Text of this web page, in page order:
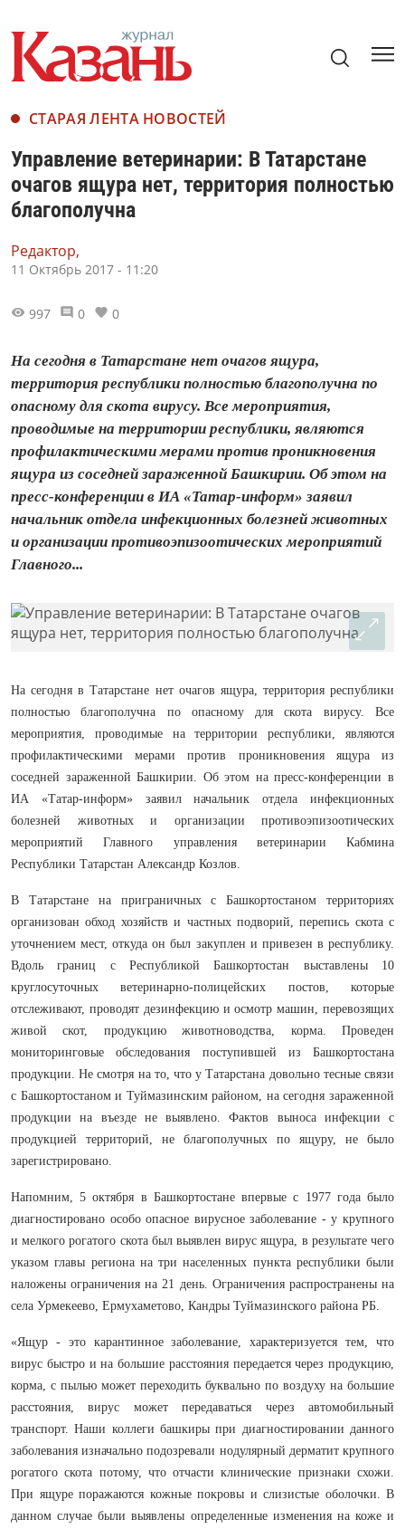
СТАРАЯ ЛЕНТА НОВОСТЕЙ
Управление ветеринарии: В Татарстане
очагов ящура нет, территория полностью
благополучна
Редактор,
11 Октябрь 2017 - 11:20
997 0 0
На сегодня в Татарстане нет очагов ящура,
территория республики полностью благополучна по
опасному для скота вирусу. Все мероприятия,
проводимые на территории республики, являются
профилактическими мерами против проникновения
ящура из соседней зараженной Башкирии. Об этом на
пресс-конференции в ИА «Татар-информ» заявил
начальник отдела инфекционных болезней животных
и организации противоэпизоотических мероприятий
Главного...
На сегодня в Татарстане нет очагов ящура, территория республики
полностью благополучна по опасному для скота вирусу. Все
мероприятия, проводимые на территории республики, являются
профилактическими мерами против проникновения ящура из
соседней зараженной Башкирии. Об этом на пресс-конференции в
ИА «Татар-информ» заявил начальник отдела инфекционных
болезней животных и организации противоэпизоотических
мероприятий Главного управления ветеринарии Кабмина
Республики Татарстан Александр Козлов.
В Татарстане на приграничных с Башкортостаном территориях
организован обход хозяйств и частных подворий, перепись скота с
уточнением мест, откуда он был закуплен и привезен в республику.
Вдоль границ с Республикой Башкортостан выставлены 10
круглосуточных ветеринарно-полицейских постов, которые
отслеживают, проводят дезинфекцию и осмотр машин, перевозящих
живой скот, продукцию животноводства, корма. Проведен
мониторинговые обследования поступившей из Башкортостана
продукции. Не смотря на то, что у Татарстана довольно тесные связи
с Башкортостаном и Туймазинским районом, на сегодня зараженной
продукции на въезде не выявлено. Фактов выноса инфекции с
продукцией территорий, не благополучных по ящуру, не было
зарегистрировано.
Напомним, 5 октября в Башкортостане впервые с 1977 года было
диагностировано особо опасное вирусное заболевание - у крупного
и мелкого рогатого скота был выявлен вирус ящура, в результате чего
указом главы региона на три населенных пункта республики были
наложены ограничения на 21 день. Ограничения распространены на
села Урмекеево, Ермухаметово, Кандры Туймазинского района РБ.
«Ящур - это карантинное заболевание, характеризуется тем, что
вирус быстро и на большие расстояния передается через продукцию,
корма, с пылью может переходить буквально по воздуху на большие
расстояния, вирус может передаваться через автомобильный
транспорт. Наши коллеги башкиры при диагностировании данного
заболевания изначально подозревали нодулярный дерматит крупного
рогатого скота потому, что отчасти клинические признаки схожи.
При ящуре поражаются кожные покровы и слизистые оболочки. В
данном случае были выявлены определенные изменения на коже и